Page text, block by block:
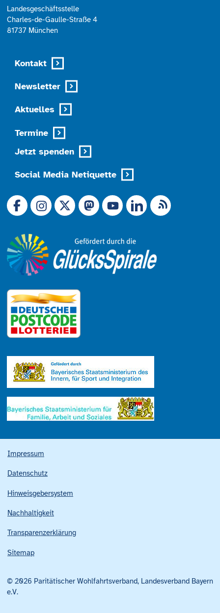
Landesgeschäftsstelle
Charles-de-Gaulle-Straße 4
81737 München
Kontakt
Newsletter
Aktuelles
Termine
Jetzt spenden
Social Media Netiquette
Link zu X (Ex-Twitter)
RSS-Feed
Impressum
Datenschutz
Hinweisgebersystem
Nachhaltigkeit
Transparenzerklärung
Sitemap
© 2026 Paritätischer Wohlfahrtsverband, Landesverband Bayern
e.V.